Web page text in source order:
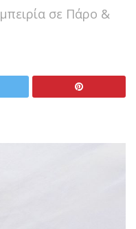
σε Πάρο &